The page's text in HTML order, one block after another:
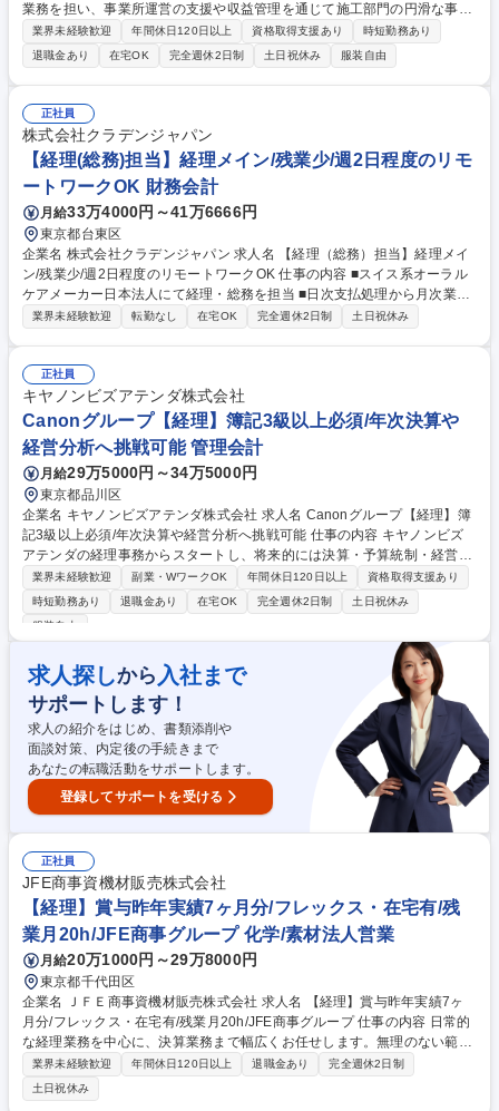
業務を担い、事業所運営の支援や収益管理を通じて施工部門の円滑な事業
活動と業績向上を支えていただきます。本社部門とは定期的な情報共有も
あり人的・組織的なサポート体制が充実しています。 【具体的な仕事内
容】 ■原価計算(個別・実際原価計算)及び収益管理(利益計画・実績フォロ
ー等) ■固定資産管理、監査法人監査対応 ■事業所運営に関わる、総務・庶
務業務等 ■事業所内のシステム管理業務(PC管理、システム移行他) ※運営
は本社システムで実施 募集職種 【中部事業所】経理・総務◆福利厚生充
実のJFEグループ/WEB面接
業界未経験歓迎 年間休日120日以上 資格取得支援あり
時短勤務あり
退職金あり
在宅OK 完全週休2日制 土日祝休み 服装自由
正社員
株式会社クラデンジャパン
【経理(総務)担当】経理メイン/残業少/週2日程度のリモ
ートワークOK 財務会計
月給33万4000円～41万6666円
東京都台東区
企業名 株式会社クラデンジャパン 求人名 【経理（総務）担当】経理メイ
ン/残業少/週2日程度のリモートワークOK 仕事の内容 ■スイス系オーラル
ケアメーカー日本法人にて経理・総務を担当 ■日次支払処理から月次業
務、会計事務所連携まで幅広くお任せ ■経理・総務が8：2くらいの業務量
程度） ■源泉税・住民税・立替経費支払、証憑管理 ■会計事務所との月次
連携・仕訳確認 ■電話（0～5件/日）・来客対応、備品管理など総務業務※
来客は業者の方がメイン/リモート勤務も多いので備品管理等の総務業務は
少なめ 募集職種 【経理（総務）担当】経理メイン/残業少/週2日程度のリ
モートワークOK
業界未経験歓迎 転勤なし 在宅OK 完全週休2日制 土日祝休み
正社員
キヤノンビズアテンダ株式会社
Canonグループ【経理】簿記3級以上必須/年次決算や
経営分析へ挑戦可能 管理会計
月給29万5000円～34万5000円
東京都品川区
企業名 キヤノンビズアテンダ株式会社 求人名 Canonグループ【経理】簿
記3級以上必須/年次決算や経営分析へ挑戦可能 仕事の内容 キヤノンビズ
アテンダの経理事務からスタートし、将来的には決算・予算統制・経営分
析など、経理のスペシャリストとして専門性を深めていただけるポジショ
ンです。簿記の知識を活かして着実に成長できます。 ■伝票入力・経費精
算・入出金管理・請求書作成などの日次経理実務 ■月次・年次決算業務の
い合わせ対応 ■将来的には連結決算、予算統制、税務、経営分析など管理
会計領域へも関与 ■Excel（基本関数）を活用した効率的なデータ集計お
よび資料作成 募集職種 Canonグループ【経理】簿記3級以上必須/年次決
算や経営分析へ挑戦可能
業界未経験歓迎 副業・WワークOK 年間休日120日以上
資格取得支援あり
時短勤務あり
退職金あり 在宅OK 完全週休2日制
土日祝休み
服装自由
求人探しから 入社まで
サポートします！
求人の紹介をはじめ、書類添削や
面談対策、内定後の手続きまで
あなたの転職活動をサポートします。
登録してサポートを受ける
正社員
JFE商事資機材販売株式会社
【経理】賞与昨年実績7ヶ月分/フレックス・在宅有/残
業月20h/JFE商事グループ 化学/素材法人営業
月給20万1000円～29万8000円
東京都千代田区
企業名 ＪＦＥ商事資機材販売株式会社 求人名 【経理】賞与昨年実績7ヶ
月分/フレックス・在宅有/残業月20h/JFE商事グループ 仕事の内容 日常的
な経理業務を中心に、決算業務まで幅広くお任せします。無理のない範囲
からスタートし、将来的には管理部門の要としてスキルアップを図ってい
ただくことを期待します。 ■日常経理：仕訳入力、伝票処理、現金出納管
理 ■債権債務：売掛金・買掛金管理、請求書作成・管理 ■決算・外部連
業界未経験歓迎 年間休日120日以上 退職金あり
完全週休2日制
土日祝休み